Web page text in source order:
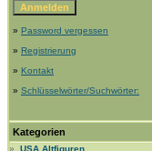
» Password vergessen
» Registrierung
» Kontakt
» Schlüsselwörter/Suchwörter:
Kategorien
»
.USA Altfiguren